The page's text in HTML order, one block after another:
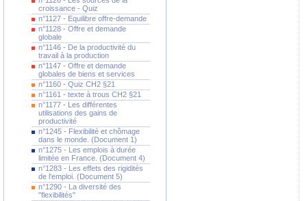
croissance - Quiz
n°1127 - Equilibre offre-demande
n°1128 - Offre et demande
globale
n°1146 - De la productivité du
travail à la production
n°1147 - Offre et demande
globales de biens et services
n°1160 - Quiz CH2 §21
n°1161 - texte à trous CH2 §21
n°1177 - Les différentes
utilisations des gains de
productivité
n°1245 - Flexibilité et chômage
dans le monde. (Document 1)
n°1275 - Les emplois à durée
limitée en France. (Document 4)
n°1283 - Les effets des rigidités
de l'emploi. (Document 5)
n°1290 - La diversité des
"flexibilités"